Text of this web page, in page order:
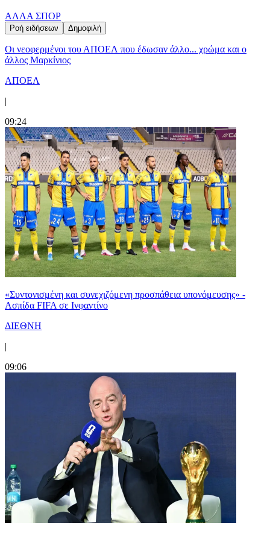
ΑΛΛΑ ΣΠΟΡ
Ροή ειδήσεων Δημοφιλή
Οι νεοφερμένοι του ΑΠΟΕΛ που έδωσαν άλλο... χρώμα και ο
άλλος Μαρκίνιος
ΑΠΟΕΛ
|
09:24
«Συντονισμένη και συνεχιζόμενη προσπάθεια υπονόμευσης» -
Ασπίδα FIFA σε Ινφαντίνο
ΔΙΕΘΝΗ
|
09:06